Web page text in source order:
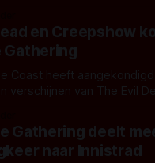
en Creepshow
Gathering
Coast heeft
verschijnen van The Evil
van de laatste twee
Gathering deelt
naar Innistrad